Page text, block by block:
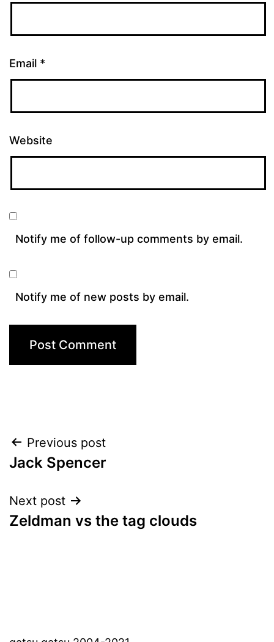
Email *
Website
Notify me of follow-up comments by email.
Notify me of new posts by email.
Post
navigation
Previous post
Jack Spencer
Next post
Zeldman vs the tag clouds